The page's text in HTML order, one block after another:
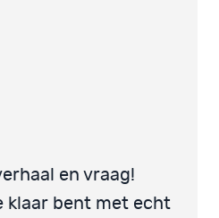
en vraag!
klaar bent met echt